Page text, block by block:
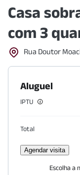
Casa
com 3
Rua Doutor
Aluguel
IPTU
Total
Agendar visita
Escolha a